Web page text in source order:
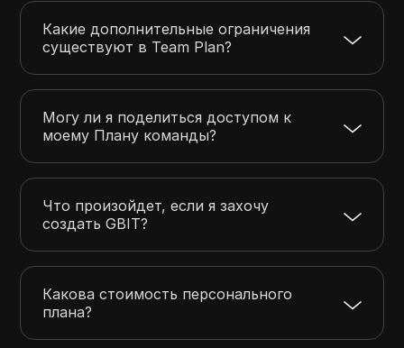
Какие дополнительные ограничения
существуют в Team Plan?
Могу ли я поделиться доступом к
моему Плану команды?
Что произойдет, если я захочу
создать GBIT?
Какова стоимость персонального
плана?